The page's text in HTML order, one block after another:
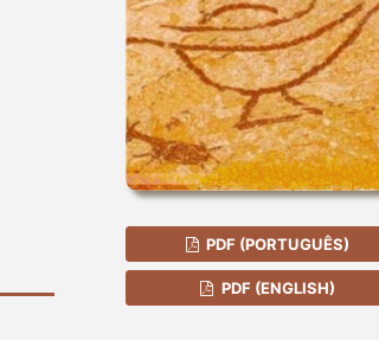
PDF (PORTUGUÊS)
PDF (ENGLISH)